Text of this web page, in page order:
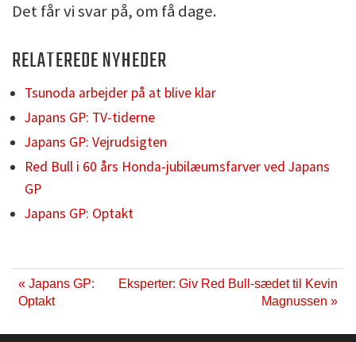
Det får vi svar på, om få dage.
RELATEREDE NYHEDER
Tsunoda arbejder på at blive klar
Japans GP: TV-tiderne
Japans GP: Vejrudsigten
Red Bull i 60 års Honda-jubilæumsfarver ved Japans
GP
Japans GP: Optakt
« Japans GP:
Optakt
Eksperter: Giv Red Bull-sædet til Kevin
Magnussen »